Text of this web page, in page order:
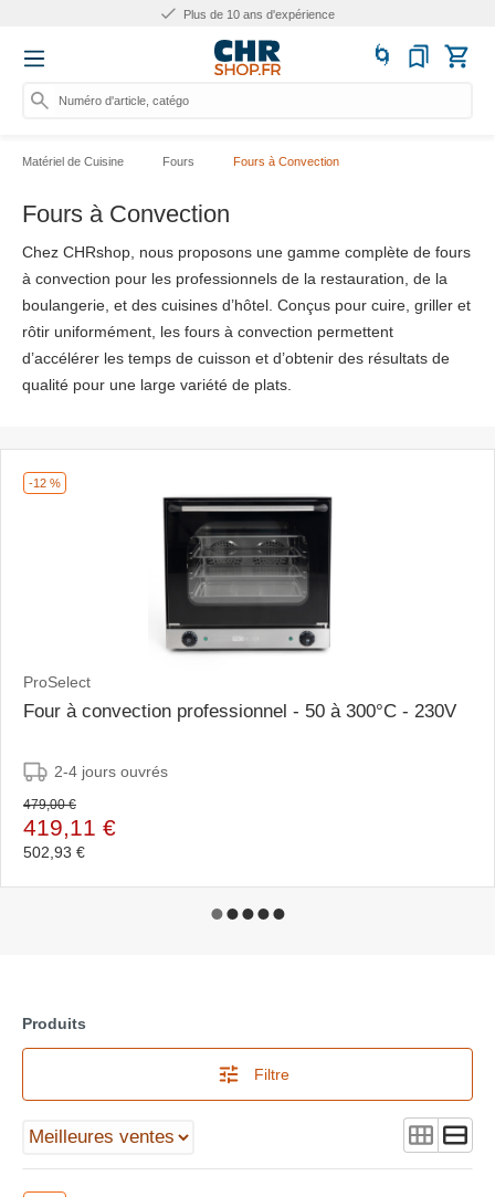
Plus de 25.000 produits
Numéro d'article, catégorie ou nom
Matériel de Cuisine Fours Fours à Convection
Fours à Convection
Chez CHRshop, nous proposons une gamme complète de fours
à convection pour les professionnels de la restauration, de la
boulangerie, et des cuisines d’hôtel. Conçus pour cuire, griller et
rôtir uniformément, les fours à convection permettent
d’accélérer les temps de cuisson et d’obtenir des résultats de
qualité pour une large variété de plats.
-12 %
ProSelect
Four à convection professionnel - 50 à 300°C - 230V
2-4 jours ouvrés
479,00 €
419,11 €
502,93 €
Produits
Filtre